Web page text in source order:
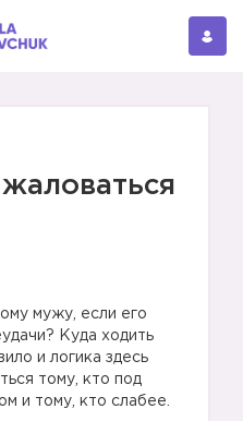
мужу, если его
Куда ходить
и логика здесь
тому, кто под
и тому, кто слабее.